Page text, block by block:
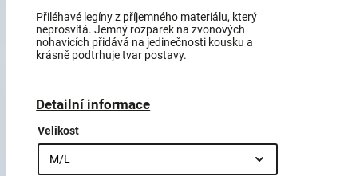
Přiléhavé legíny z příjemného materiálu, který
neprosvítá.Jemný rozparek na zvonových
nohavicích přidává na jedinečnosti kousku a
krásně podtrhuje tvar postavy.
Detailní informace
Velikost